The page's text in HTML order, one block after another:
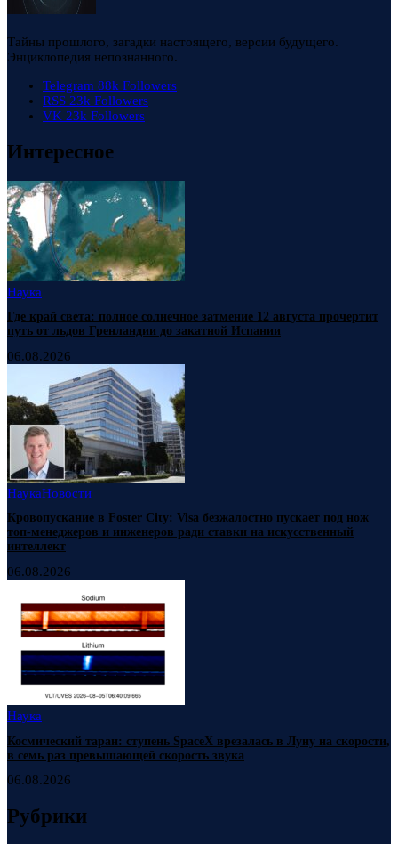
Тайны прошлого, загадки настоящего, версии будущего.
Энциклопедия непознанного.
Telegram 88k Followers
RSS 23k Followers
VK 23k Followers
Интересное
Наука
Где край света: полное солнечное затмение 12 августа прочертит
путь от льдов Гренландии до закатной Испании
06.08.2026
НаукаНовости
Кровопускание в Foster City: Visa безжалостно пускает под нож
топ-менеджеров и инженеров ради ставки на искусственный
интеллект
06.08.2026
Наука
Космический таран: ступень SpaceX врезалась в Луну на скорости,
в семь раз превышающей скорость звука
06.08.2026
Рубрики